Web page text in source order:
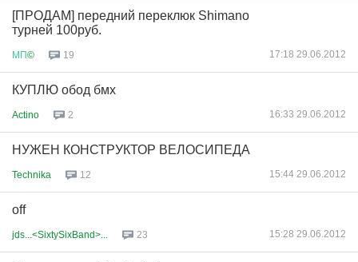
[ПРОДАМ] передний переклюк Shimano
турней 100руб.
МП© 19 17:18 29.06.2012
КУПЛЮ обод бмх
Actino 2 16:33 29.06.2012
НУЖЕН КОНСТРУКТОР ВЕЛОСИПЕДА
Technika 12 15:44 29.06.2012
off
jds...<SixtySixBand>... 23 15:28 29.06.2012